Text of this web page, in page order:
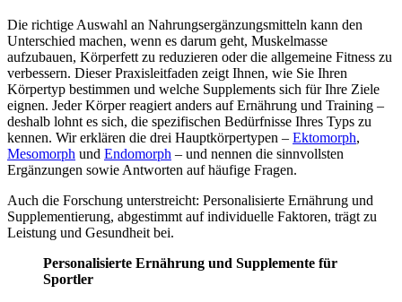
Die richtige Auswahl an Nahrungsergänzungsmitteln kann den
Unterschied machen, wenn es darum geht, Muskelmasse
aufzubauen, Körperfett zu reduzieren oder die allgemeine Fitness zu
verbessern. Dieser Praxisleitfaden zeigt Ihnen, wie Sie Ihren
Körpertyp bestimmen und welche Supplements sich für Ihre Ziele
eignen. Jeder Körper reagiert anders auf Ernährung und Training –
deshalb lohnt es sich, die spezifischen Bedürfnisse Ihres Typs zu
kennen. Wir erklären die drei Hauptkörpertypen – Ektomorph,
Mesomorph und Endomorph – und nennen die sinnvollsten
Ergänzungen sowie Antworten auf häufige Fragen.
Auch die Forschung unterstreicht: Personalisierte Ernährung und
Supplementierung, abgestimmt auf individuelle Faktoren, trägt zu
Leistung und Gesundheit bei.
Personalisierte Ernährung und Supplemente für
Sportler